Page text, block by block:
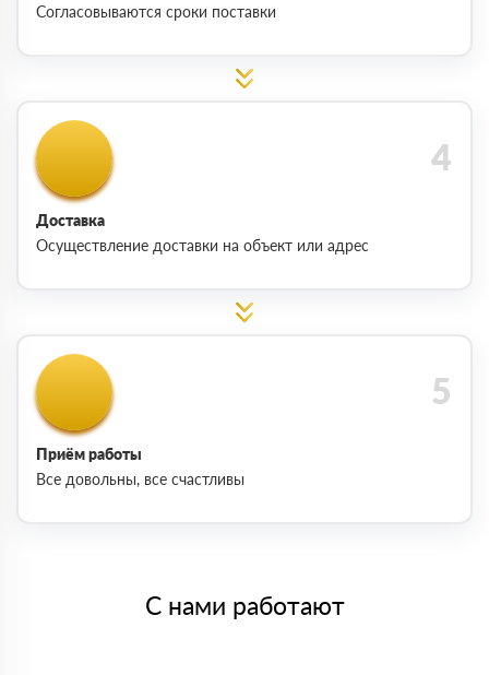
Согласовываются сроки поставки
Доставка
Осуществление доставки на объект или адрес
Приём работы
Все довольны, все счастливы
С нами работают